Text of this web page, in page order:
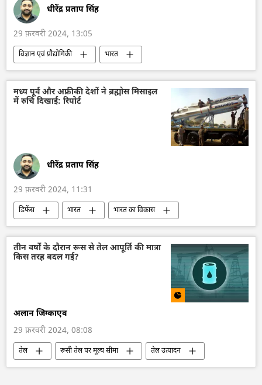
धीरेंद्र प्रताप सिंह
29 फ़रवरी 2024, 13:05
विज्ञान एवं प्रौद्योगिकी
भारत
भारत का विकास
भारत सरकार
आत्मनिर्भर भारत
विज्ञान एवं प्रौद्योगिकी
तकनीकी विकास
इसरो
मध्य पूर्व और अफ्रीकी देशों ने ब्रह्मोस मिसाइल
में रुचि दिखाई: रिपोर्ट
धीरेंद्र प्रताप सिंह
29 फ़रवरी 2024, 11:31
डिफेंस भारत
भारत का विकास
भारत सरकार
आत्मनिर्भर भारत
रूस
ब्रह्मोस
मिसाइल विध्वंसक
भारतीय नौसेना
रक्षा उत्पादों का निर्यात
तीन वर्षों के दौरान रूस से तेल आपूर्ति की मात्रा
किस तरह बदल गई?
अलान जिग्काएव
29 फ़रवरी 2024, 08:08
तेल रूसी तेल पर मूल्य सीमा
तेल उत्पादन
तेल का आयात
रूस
अर्थव्यवस्था